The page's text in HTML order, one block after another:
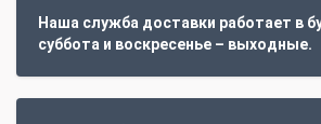
Наша служба доставки работает в
суббота и воскресенье – выходные.